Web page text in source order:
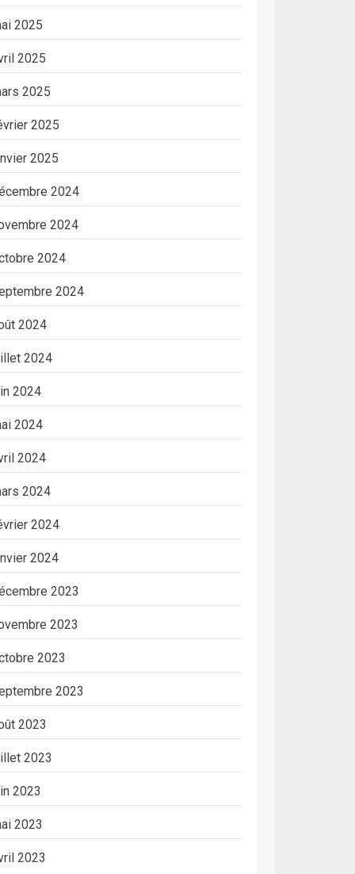
2025
2025
2025
2025
2025
2024
2024
2024
2024
2024
2024
2024
2024
2024
2024
2024
2024
2023
2023
2023
2023
2023
2023
2023
2023
2023